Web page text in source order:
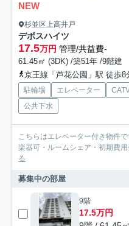
NEW
杉並区上高井戸
デボスハイツ
17.5万円 管理/共益費-
61.45㎡ (3DK) /築51年 /9階建
京王線「芦花公園」駅 徒歩8
駐輪場 エレベーター
公共下水
こちらはエレベーター付き物件
楽器可・ルームシェア・初期費
る
募集中の部屋
9階
17.5万円